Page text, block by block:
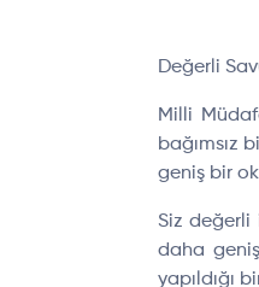
Değerli
Milli
bağımsız
geniş bir
Siz değerli
daha
yapıldığı